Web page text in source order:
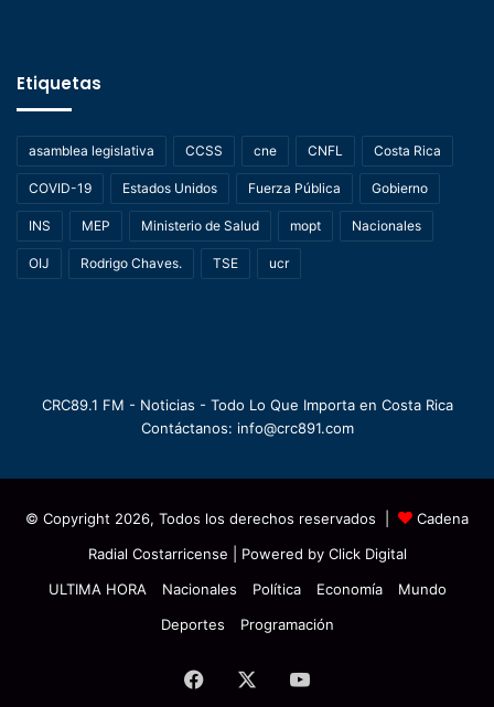
Etiquetas
asamblea legislativa CCSS cne CNFL Costa Rica
COVID-19 Estados Unidos Fuerza Pública Gobierno
INS MEP Ministerio de Salud mopt Nacionales
OIJ Rodrigo Chaves. TSE ucr
CRC89.1 FM - Noticias - Todo Lo Que Importa en Costa Rica
Contáctanos: info@crc891.com
© Copyright 2026, Todos los derechos reservados |
Cadena
Radial Costarricense | Powered by Click Digital
ULTIMA HORA
Nacionales Política Economía
Mundo
Deportes
Programación
Facebook YouTube